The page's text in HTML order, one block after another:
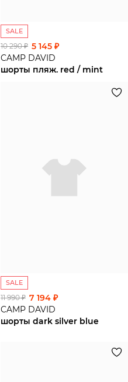
SALE
10 290 ₽ 5 145 ₽
CAMP DAVID
шорты пляж. red / mint
SALE
11 990 ₽ 7 194 ₽
CAMP DAVID
шорты dark silver blue